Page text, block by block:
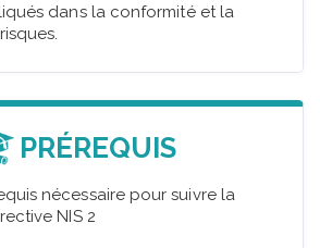
dans la conformité et la
PRÉREQUIS
nécessaire pour suivre la
NIS 2